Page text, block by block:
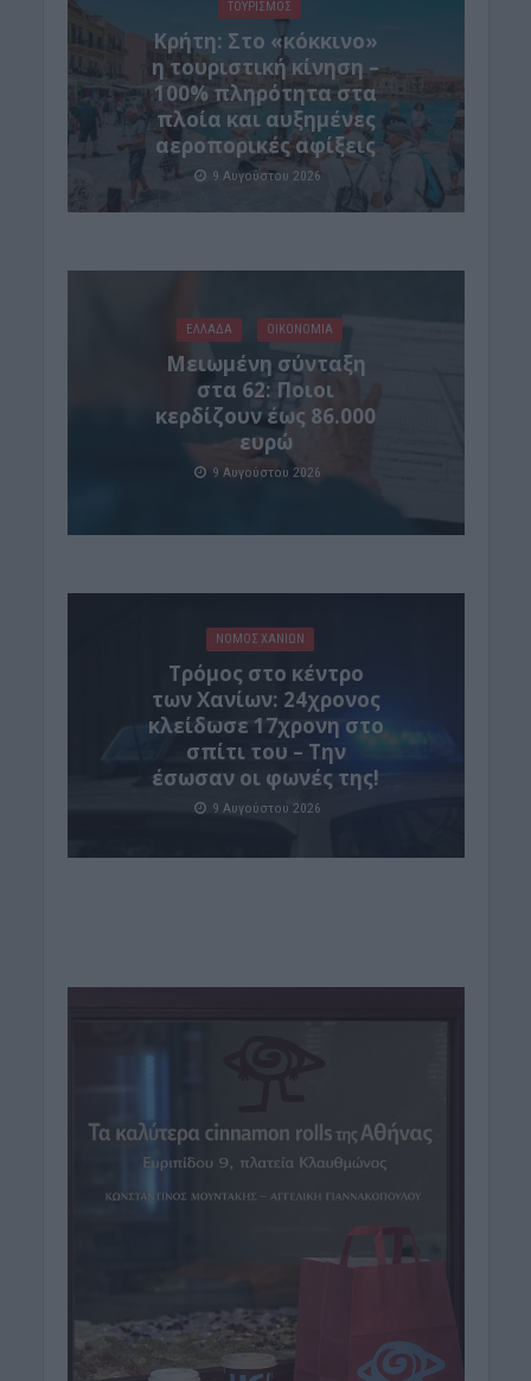
ΤΟΥΡΙΣΜΟΣ
Κρήτη: Στο «κόκκινο»
η τουριστική κίνηση –
100% πληρότητα στα
πλοία και αυξημένες
αεροπορικές αφίξεις
9 Αυγούστου 2026
ΕΛΛΑΔΑ ΟΙΚΟΝΟΜΙΑ
Μειωμένη σύνταξη
στα 62: Ποιοι
κερδίζουν έως 86.000
ευρώ
9 Αυγούστου 2026
ΝΟΜΌΣ ΧΑΝΊΩΝ
Τρόμος στο κέντρο
των Χανίων: 24χρονος
κλείδωσε 17χρονη στο
σπίτι του – Την
έσωσαν οι φωνές της!
9 Αυγούστου 2026